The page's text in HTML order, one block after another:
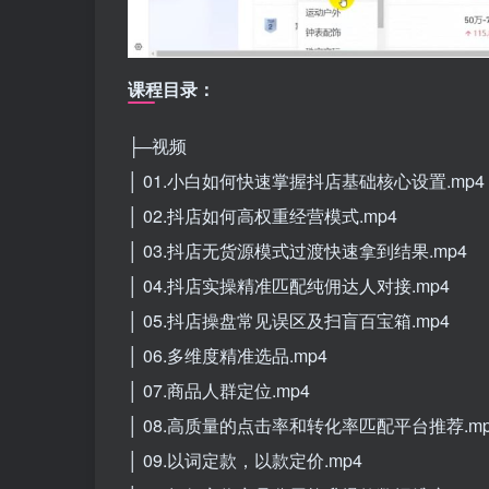
课程目录：
├─视频
│ 01.小白如何快速掌握抖店基础核心设置.mp4
│ 02.抖店如何高权重经营模式.mp4
│ 03.抖店无货源模式过渡快速拿到结果.mp4
│ 04.抖店实操精准匹配纯佣达人对接.mp4
│ 05.抖店操盘常见误区及扫盲百宝箱.mp4
│ 06.多维度精准选品.mp4
│ 07.商品人群定位.mp4
│ 08.高质量的点击率和转化率匹配平台推荐
│ 09.以词定款，以款定价.mp4